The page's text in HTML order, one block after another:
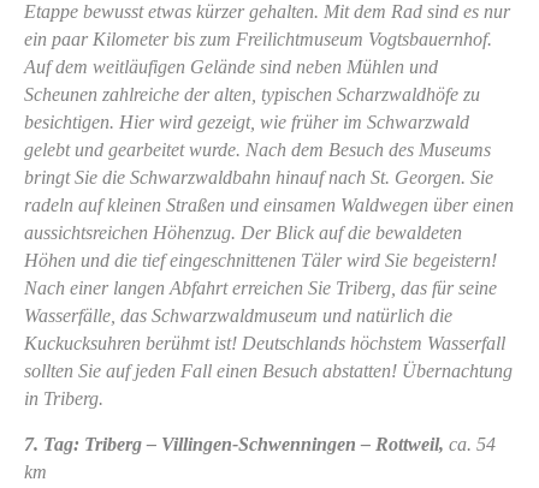
Etappe bewusst etwas kürzer gehalten. Mit dem Rad sind es nur
ein paar Kilometer bis zum Freilichtmuseum Vogtsbauernhof.
Auf dem weitläufigen Gelände sind neben Mühlen und
Scheunen zahlreiche der alten, typischen Scharzwaldhöfe zu
besichtigen. Hier wird gezeigt, wie früher im Schwarzwald
gelebt und gearbeitet wurde. Nach dem Besuch des Museums
bringt Sie die Schwarzwaldbahn hinauf nach St. Georgen. Sie
radeln auf kleinen Straßen und einsamen Waldwegen über einen
aussichtsreichen Höhenzug. Der Blick auf die bewaldeten
Höhen und die tief eingeschnittenen Täler wird Sie begeistern!
Nach einer langen Abfahrt erreichen Sie Triberg, das für seine
Wasserfälle, das Schwarzwaldmuseum und natürlich die
Kuckucksuhren berühmt ist! Deutschlands höchstem Wasserfall
sollten Sie auf jeden Fall einen Besuch abstatten! Übernachtung
in Triberg.
7. Tag: Triberg – Villingen-Schwenningen – Rottweil, ca. 54
km